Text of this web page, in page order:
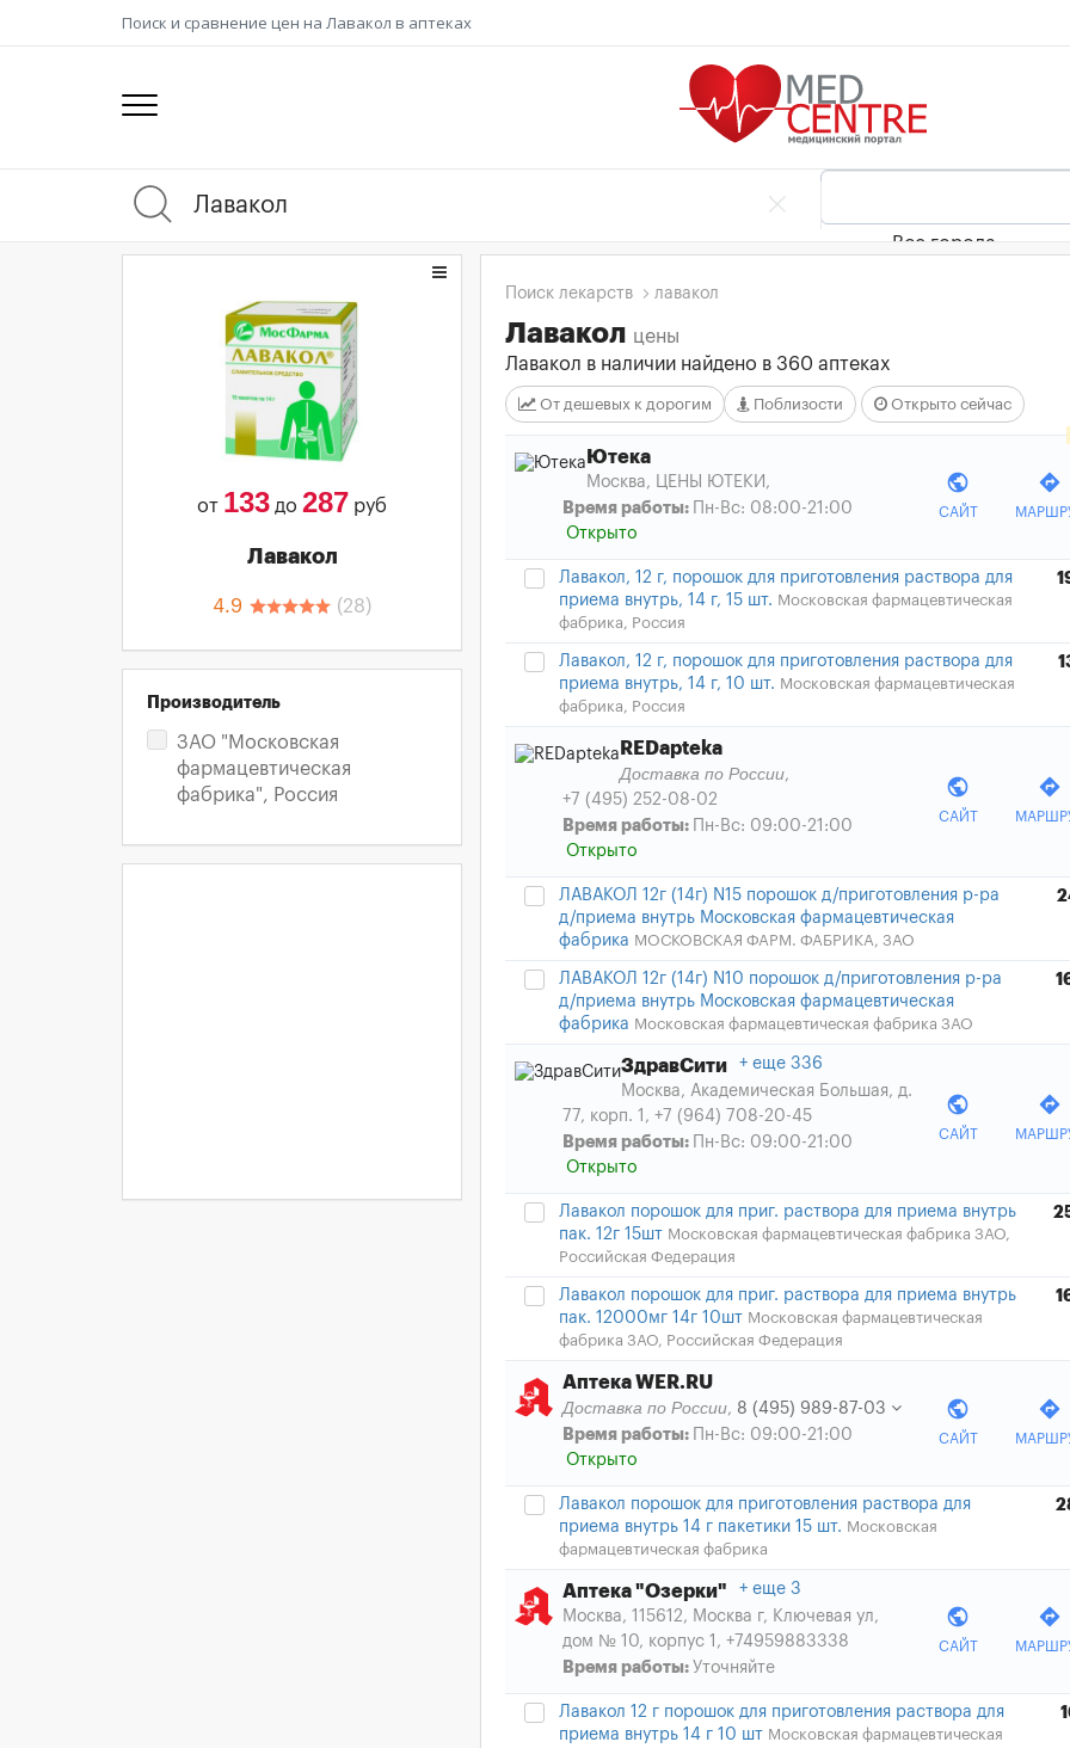
Поиск и сравнение цен на Лавакол в аптеках
Все города
от 133 до 287 руб
Лавакол
4.9 (28)
Производитель
ЗАО "Московская
фармацевтическая
фабрика", Россия
Поиск лекарств лавакол
Лавакол цены
Лавакол в наличии найдено в 360 аптеках
От дешевых к дорогим Поблизости Открыто сейчас
Ютека
Москва, ЦЕНЫ ЮТЕКИ ,
Время работы:
Пн-Вс: 08:00-21:00
Открыто
public
САЙТ
directions
Лавакол, 12 г, порошок для приготовления раствора для
приема внутрь, 14 г, 15 шт. Московская фармацевтическая
фабрика, Россия
Лавакол, 12 г, порошок для приготовления раствора для
приема внутрь, 14 г, 10 шт. Московская фармацевтическая
фабрика, Россия
REDapteka
Доставка по России,
+7 (495) 252-08-02
Время работы:
Пн-Вс: 09:00-21:00
Открыто
public
САЙТ
directions
ЛАВАКОЛ 12г (14г) N15 порошок д/приготовления р-ра
д/приема внутрь Московская фармацевтическая
фабрика МОСКОВСКАЯ ФАРМ. ФАБРИКА, ЗАО
ЛАВАКОЛ 12г (14г) N10 порошок д/приготовления р-ра
д/приема внутрь Московская фармацевтическая
фабрика Московская фармацевтическая фабрика ЗАО
ЗдравСити
еще 336
Москва, Академическая Большая, д.
77, корп. 1 , +7 (964) 708-20-45
Время работы:
Пн-Вс: 09:00-21:00
Открыто
public
САЙТ
directions
Лавакол порошок для приг. раствора для приема внутрь
пак. 12г 15шт Московская фармацевтическая фабрика ЗАО,
Российская Федерация
Лавакол порошок для приг. раствора для приема внутрь
пак. 12000мг 14г 10шт Московская фармацевтическая
фабрика ЗАО, Российская Федерация
Аптека WER.RU
Доставка по России, 8 (495) 989-87-03
Время работы:
Пн-Вс: 09:00-21:00
Открыто
public
САЙТ
directions
Лавакол порошок для приготовления раствора для
приема внутрь 14 г пакетики 15 шт. Московская
фармацевтическая фабрика
Аптека "Озерки"
еще 3
Москва, 115612, Москва г, Ключевая ул,
дом № 10, корпус 1 , +74959883338
Время работы: Уточняйте
public
САЙТ
directions
Лавакол 12 г порошок для приготовления раствора для
приема внутрь 14 г 10 шт Московская фармацевтическая